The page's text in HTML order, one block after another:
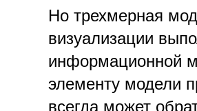
Но трехмерная
визуализации
информационной
элементу модели
всегда может